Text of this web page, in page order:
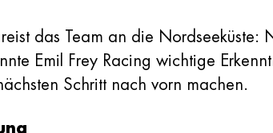
das Team an die Nordseeküste:
Emil Frey Racing wichtige
Schritt nach vorn machen.